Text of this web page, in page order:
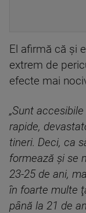
El afirmă că şi
extrem de
efecte mai
„Sunt
rapide,
tineri. Deci, ca
formează şi se
23-25 de ani,
în foarte multe
până la 21 de